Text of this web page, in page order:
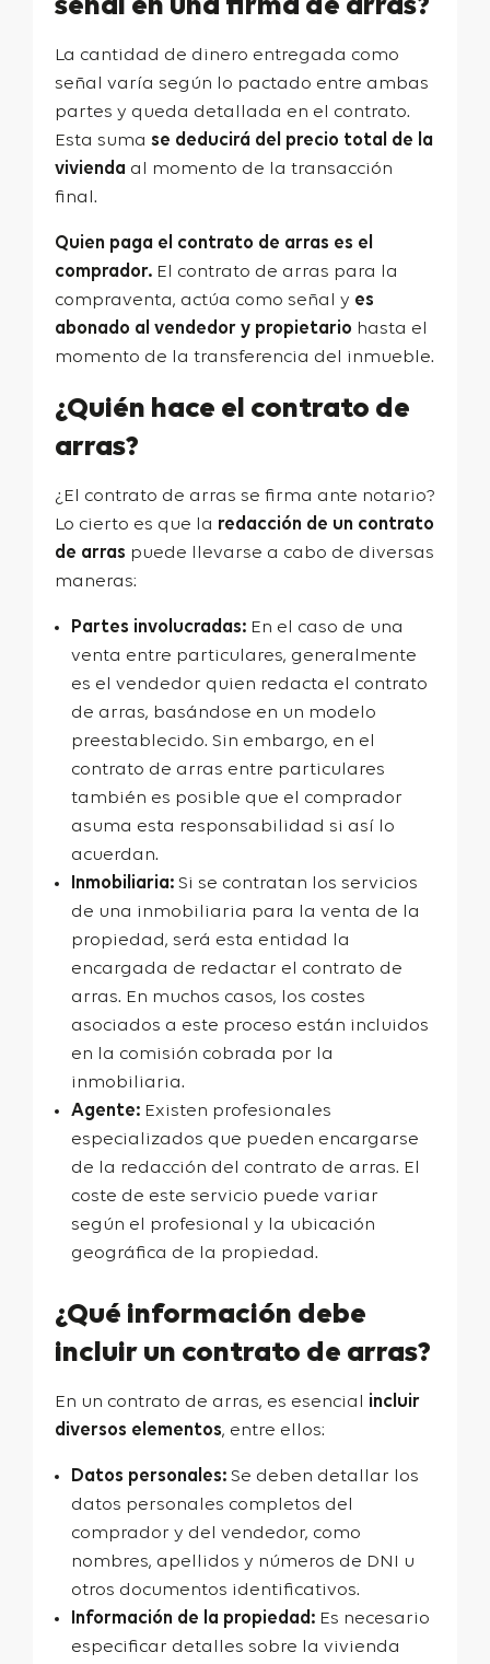
La cantidad de dinero entregada como
señal varía según lo pactado entre ambas
partes y queda detallada en el contrato.
Esta suma se deducirá del precio total de la
vivienda al momento de la transacción
final.
Quien paga el contrato de arras es el
comprador. El contrato de arras para la
compraventa, actúa como señal y es
abonado al vendedor y propietario hasta el
momento de la transferencia del inmueble.
¿Quién hace el contrato de
arras?
¿El contrato de arras se firma ante notario?
Lo cierto es que la redacción de un contrato
de arras puede llevarse a cabo de diversas
maneras:
Partes involucradas: En el caso de una
venta entre particulares, generalmente
es el vendedor quien redacta el contrato
de arras, basándose en un modelo
preestablecido. Sin embargo, en el
contrato de arras entre particulares
también es posible que el comprador
asuma esta responsabilidad si así lo
acuerdan.
Inmobiliaria: Si se contratan los servicios
de una inmobiliaria para la venta de la
propiedad, será esta entidad la
encargada de redactar el contrato de
arras. En muchos casos, los costes
asociados a este proceso están incluidos
en la comisión cobrada por la
inmobiliaria.
Agente: Existen profesionales
especializados que pueden encargarse
de la redacción del contrato de arras. El
coste de este servicio puede variar
según el profesional y la ubicación
geográfica de la propiedad.
¿Qué información debe
incluir un contrato de arras?
En un contrato de arras, es esencial incluir
diversos elementos, entre ellos:
Datos personales: Se deben detallar los
datos personales completos del
comprador y del vendedor, como
nombres, apellidos y números de DNI u
otros documentos identificativos.
Información de la propiedad: Es necesario
especificar detalles sobre la vivienda